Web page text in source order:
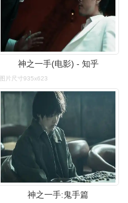
神之一手(电影) - 知乎
图片尺寸935x623
神之一手:鬼手篇